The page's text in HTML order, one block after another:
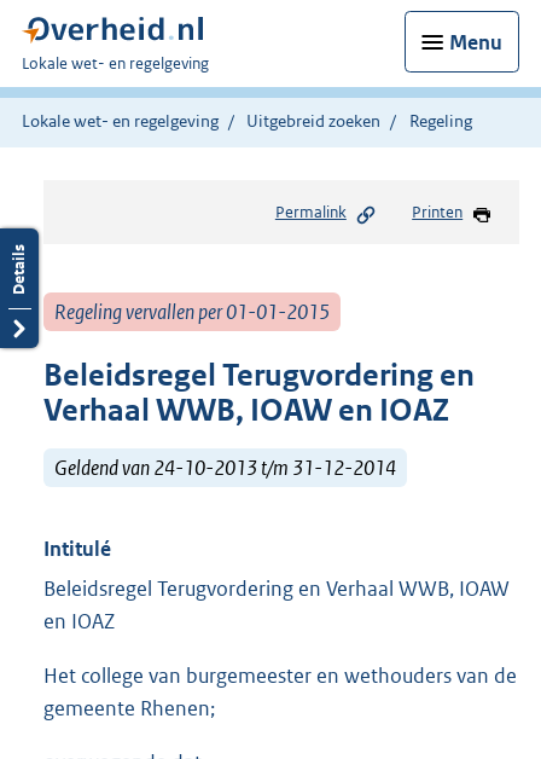
Menu
U
bent
hier:
Lokale wet- en regelgeving
Lokale wet- en regelgeving Uitgebreid zoeken Regeling
Permalink Printen
Regeling vervallen per 01-01-2015
Beleidsregel Terugvordering en
Verhaal WWB, IOAW en IOAZ
Geldend van 24-10-2013 t/m 31-12-2014
Intitulé
Beleidsregel Terugvordering en Verhaal WWB, IOAW
en IOAZ
Het college van burgemeester en wethouders van de
gemeente Rhenen;